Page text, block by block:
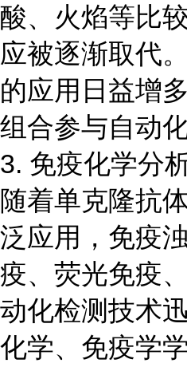
酸、火焰等比
应被逐渐取代
的应用日益增
组合参与自动化
3. 免疫化学分
随着单克隆抗
泛应用，免疫
疫、荧光免疫
动化检测技术
化学、免疫学